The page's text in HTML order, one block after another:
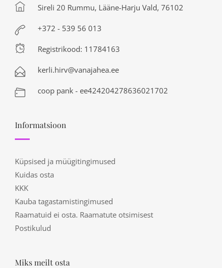
Sireli 20 Rummu, Lääne-Harju Vald, 76102
+372 - 539 56 013
Registrikood: 11784163
kerli.hirv@vanajahea.ee
coop pank - ee424204278636021702
Informatsioon
Küpsised ja müügitingimused
Kuidas osta
KKK
Kauba tagastamistingimused
Raamatuid ei osta. Raamatute otsimisest
Postikulud
Miks meilt osta